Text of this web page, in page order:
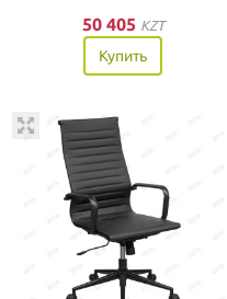
50 405 KZT
Купить